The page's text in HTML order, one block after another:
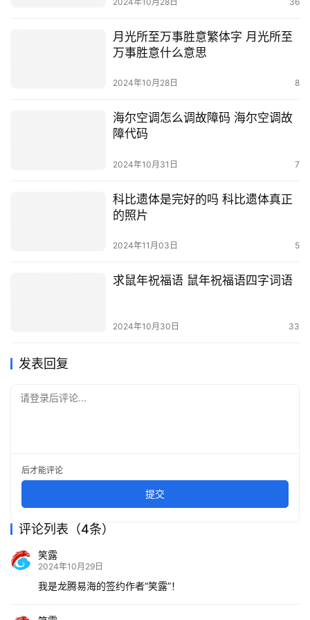
月光所至万事胜意繁体字 月光所至
万事胜意什么意思
2024年10月28日 8
海尔空调怎么调故障码 海尔空调故
障代码
2024年10月31日 7
科比遗体是完好的吗 科比遗体真正
的照片
2024年11月03日 5
求鼠年祝福语 鼠年祝福语四字词语
2024年10月30日 33
发表回复
请登录后评论...
后才能评论
提交
评论列表（4条）
笑露
2024年10月29日
我是龙腾易海的签约作者“笑露”！